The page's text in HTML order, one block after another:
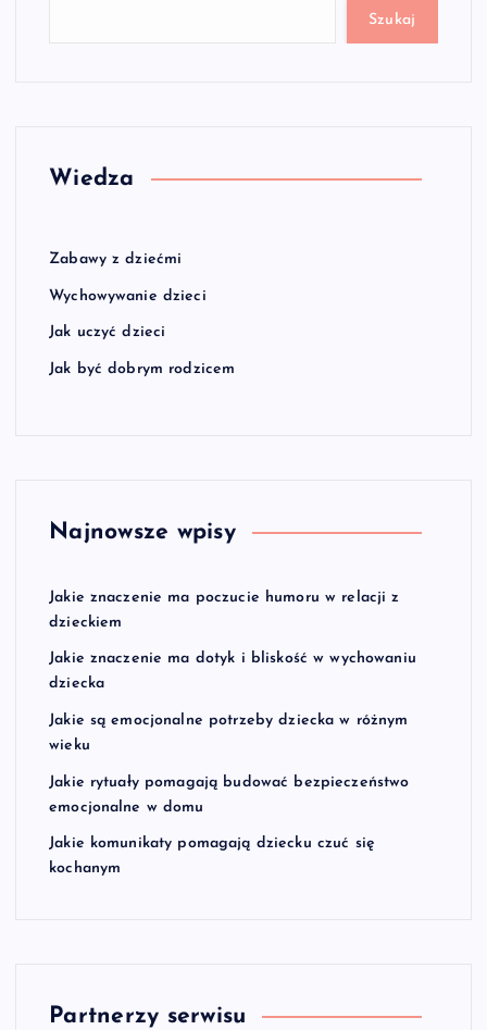
Szukaj
Wiedza
Zabawy z dziećmi
Wychowywanie dzieci
Jak uczyć dzieci
Jak być dobrym rodzicem
Najnowsze wpisy
Jakie znaczenie ma poczucie humoru w relacji z
dzieckiem
Jakie znaczenie ma dotyk i bliskość w wychowaniu
dziecka
Jakie są emocjonalne potrzeby dziecka w różnym
wieku
Jakie rytuały pomagają budować bezpieczeństwo
emocjonalne w domu
Jakie komunikaty pomagają dziecku czuć się
kochanym
Partnerzy serwisu